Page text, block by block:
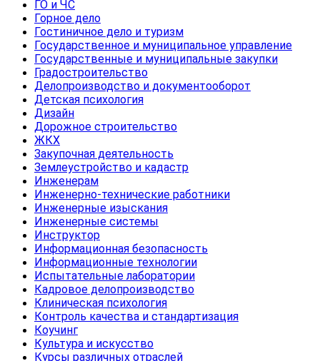
ГО и ЧС
Горное дело
Гостиничное дело и туризм
Государственное и муниципальное управление
Государственные и муниципальные закупки
Градостроительство
Делопроизводство и документооборот
Детская психология
Дизайн
Дорожное строительство
ЖКХ
Закупочная деятельность
Землеустройство и кадастр
Инженерам
Инженерно-технические работники
Инженерные изыскания
Инженерные системы
Инструктор
Информационная безопасность
Информационные технологии
Испытательные лаборатории
Кадровое делопроизводство
Клиническая психология
Контроль качества и стандартизация
Коучинг
Культура и искусство
Курсы различных отраслей